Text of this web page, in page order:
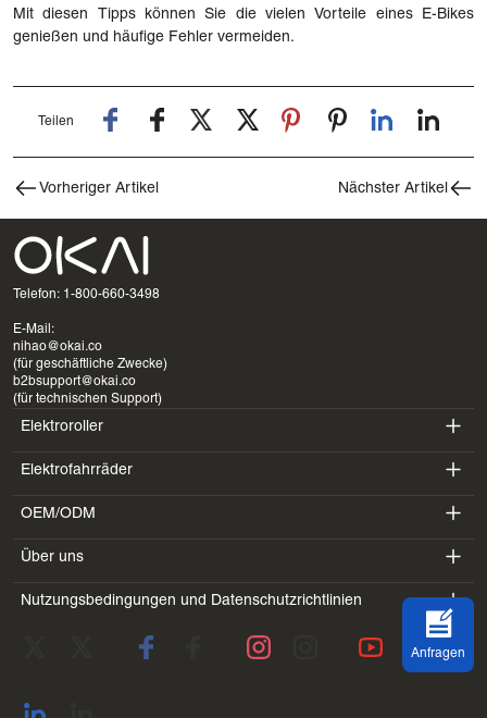
Mit diesen Tipps können Sie die vielen Vorteile eines E-Bikes
genießen und häufige Fehler vermeiden.
Teilen
Vorheriger Artikel Nächster Artikel
Telefon: 1-800-660-3498
E-Mail:
nihao@okai.co
(für geschäftliche Zwecke)
b2bsupport@okai.co
(für technischen Support)
Elektroroller
ES400A
ES410
ES600P
Elektrofahrräder
EB100B
EB300
EB100B V3
OEM/ODM
SV3
BV5
Über uns
Einführung
Nutzungsbedingungen und Datenschutzrichtlinien
Servicebedingungen
Anfragen